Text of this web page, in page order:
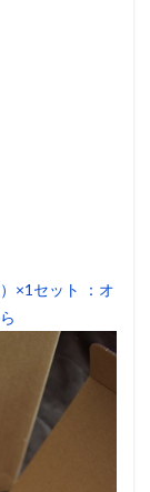
×1セット ：オ